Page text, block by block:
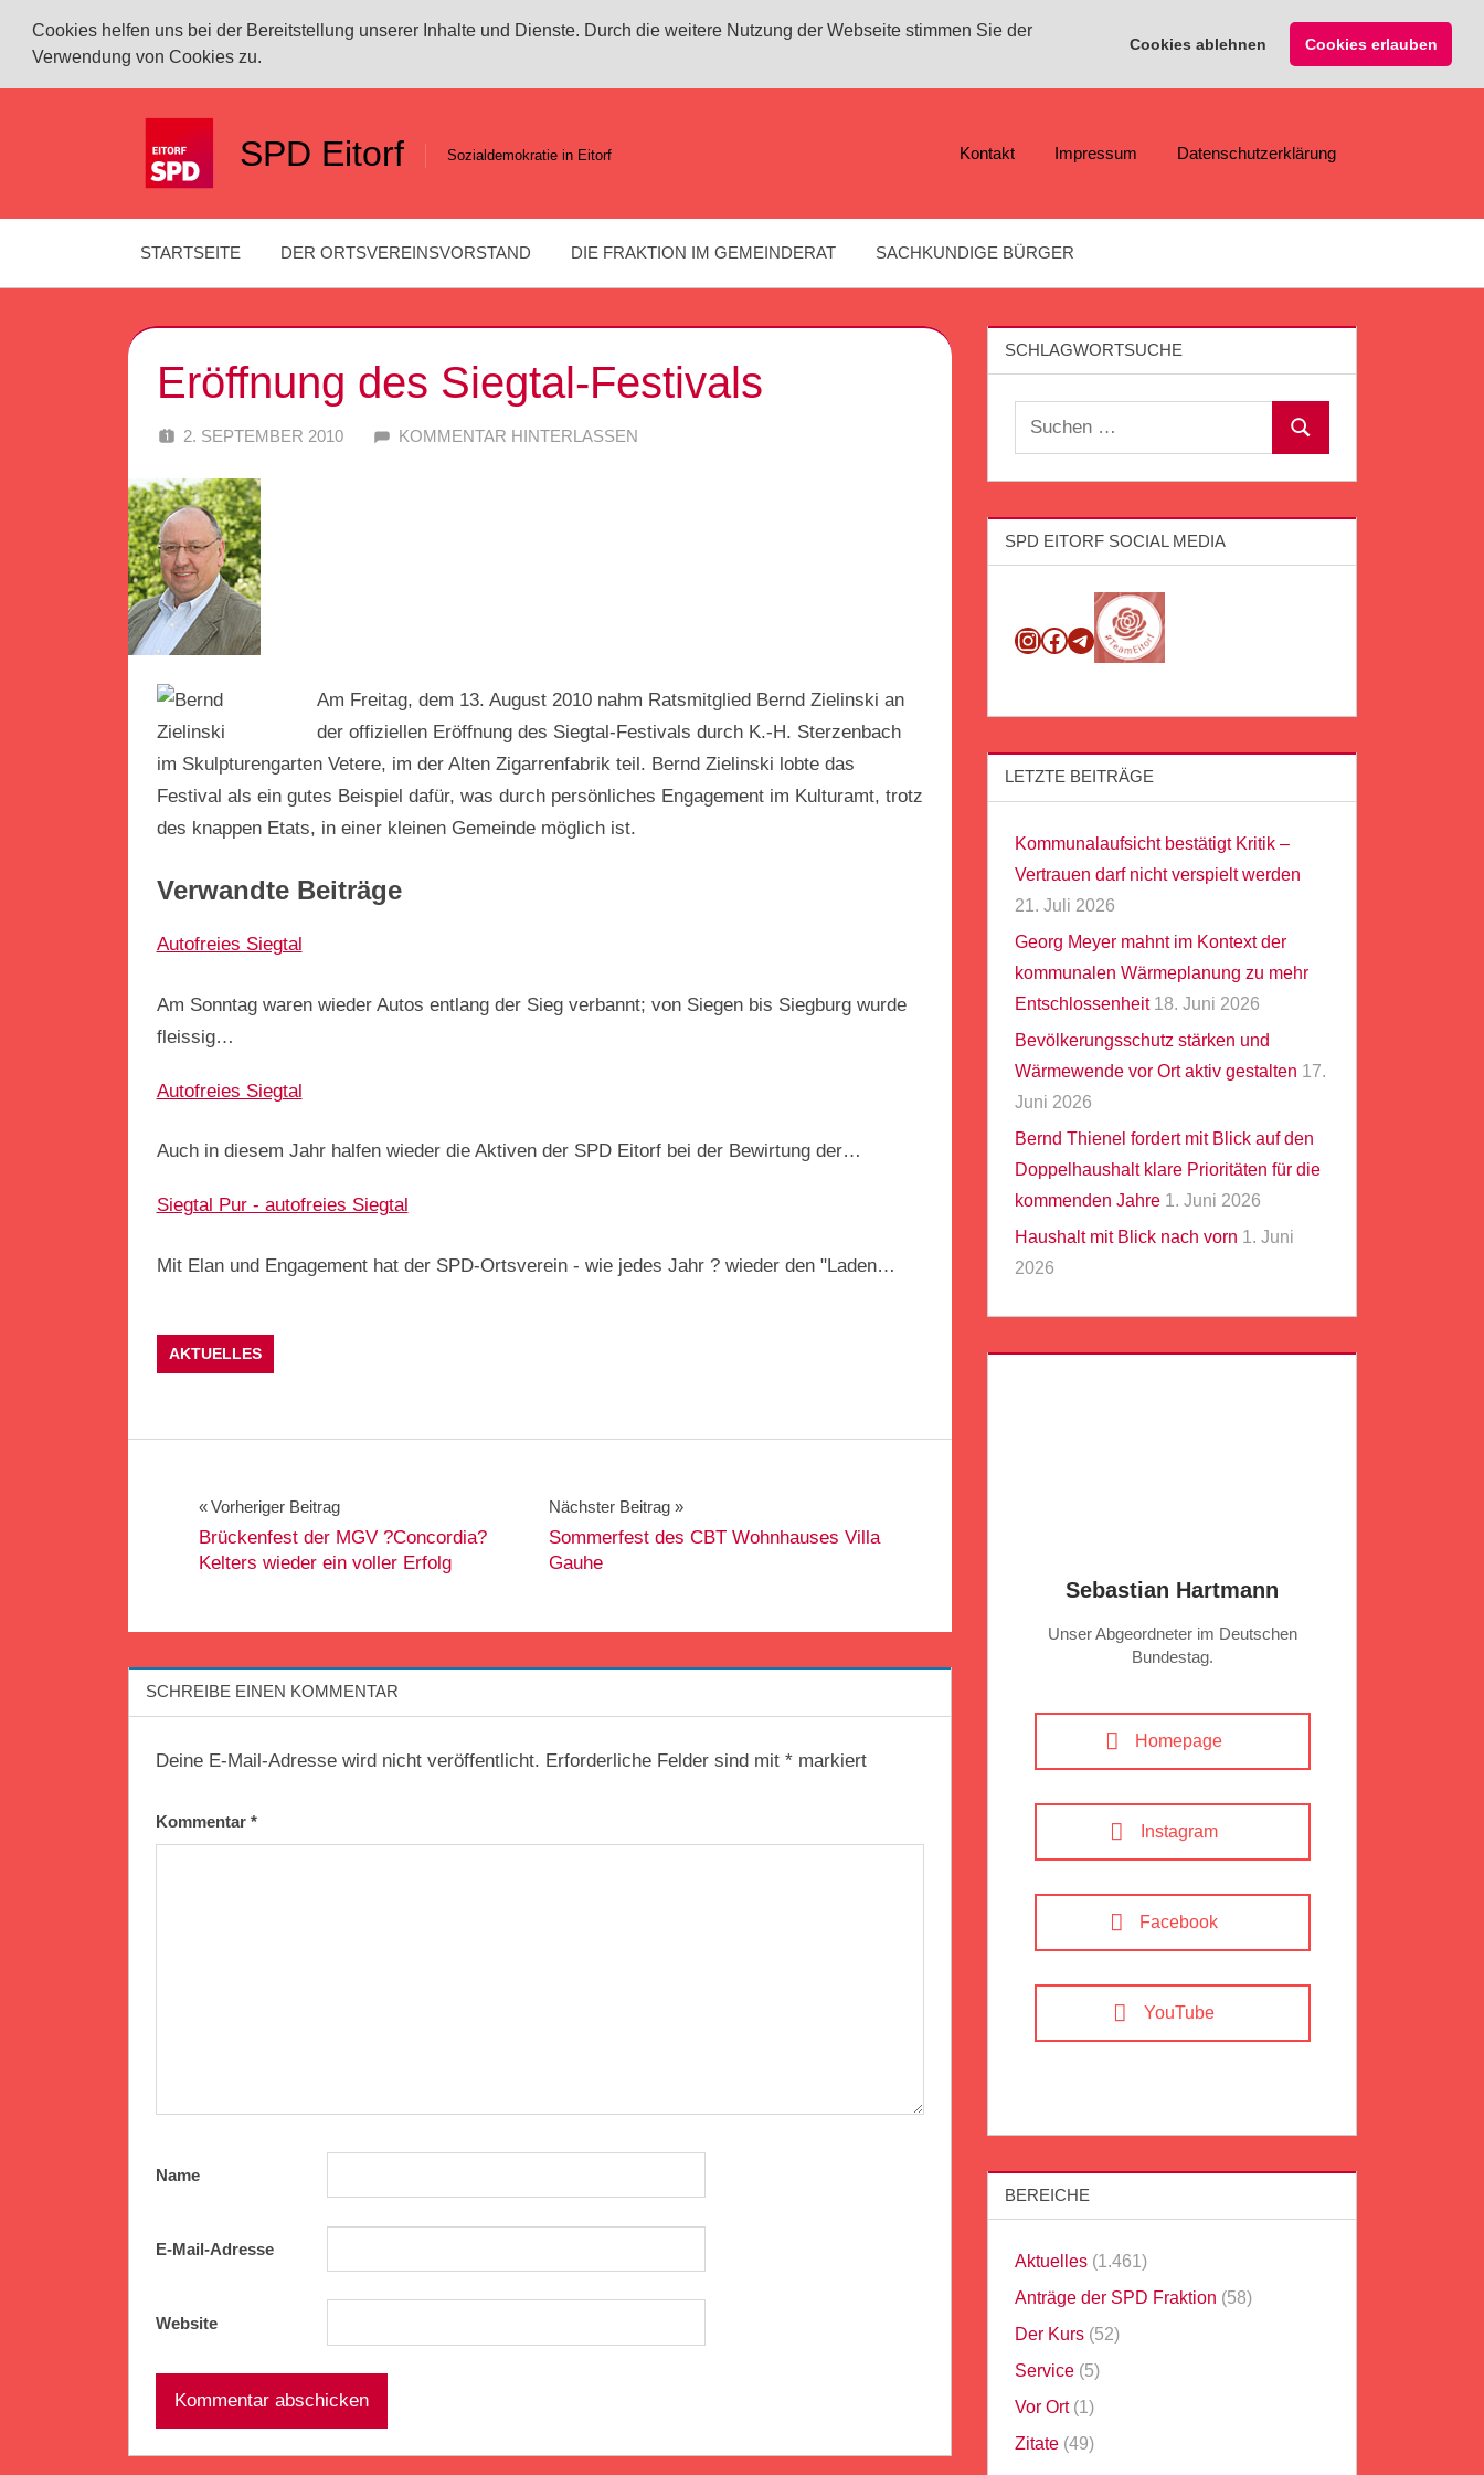
Cookies helfen uns bei der Bereitstellung unserer Inhalte und Dienste. Durch die weitere Nutzung der Webseite stimmen Sie der
Verwendung von Cookies zu.
Cookies ablehnen Cookies erlauben
SPD Eitorf Sozialdemokratie in Eitorf Kontakt Impressum Datenschutzerklärung
STARTSEITE DER ORTSVEREINSVORSTAND DIE FRAKTION IM GEMEINDERAT SACHKUNDIGE BÜRGER
Eröffnung des Siegtal-Festivals
2. SEPTEMBER 2010 SPD EITORF
KOMMENTAR HINTERLASSEN
Am Freitag, dem 13. August 2010 nahm Ratsmitglied Bernd Zielinski an
der offiziellen Eröffnung des Siegtal-Festivals durch K.-H. Sterzenbach
im Skulpturengarten Vetere, im der Alten Zigarrenfabrik teil. Bernd Zielinski lobte das
Festival als ein gutes Beispiel dafür, was durch persönliches Engagement im Kulturamt, trotz
des knappen Etats, in einer kleinen Gemeinde möglich ist.
Verwandte Beiträge
Autofreies Siegtal
Am Sonntag waren wieder Autos entlang der Sieg verbannt; von Siegen bis Siegburg wurde
fleissig…
Autofreies Siegtal
Auch in diesem Jahr halfen wieder die Aktiven der SPD Eitorf bei der Bewirtung der…
Siegtal Pur - autofreies Siegtal
Mit Elan und Engagement hat der SPD-Ortsverein - wie jedes Jahr ? wieder den "Laden…
AKTUELLES
Beitragsnavigation
Vorheriger Beitrag
Brückenfest der MGV ?Concordia?
Kelters wieder ein voller Erfolg
Nächster Beitrag
Sommerfest des CBT Wohnhauses Villa
Gauhe
SCHREIBE EINEN KOMMENTAR
Deine E-Mail-Adresse wird nicht veröffentlicht. Erforderliche Felder sind mit * markiert
Kommentar *
Name
E-Mail-Adresse
Website
SCHLAGWORTSUCHE
Suchen
SPD EITORF SOCIAL MEDIA
Instagram
Facebook
Telegram
LETZTE BEITRÄGE
Kommunalaufsicht bestätigt Kritik –
Vertrauen darf nicht verspielt werden
21. Juli 2026
Georg Meyer mahnt im Kontext der
kommunalen Wärmeplanung zu mehr
Entschlossenheit 18. Juni 2026
Bevölkerungsschutz stärken und
Wärmewende vor Ort aktiv gestalten 17.
Juni 2026
Bernd Thienel fordert mit Blick auf den
Doppelhaushalt klare Prioritäten für die
kommenden Jahre 1. Juni 2026
Haushalt mit Blick nach vorn 1. Juni
2026
Sebastian Hartmann
Unser Abgeordneter im Deutschen
Bundestag.
Homepage
Instagram
Facebook
YouTube
BEREICHE
Aktuelles (1.461)
Anträge der SPD Fraktion (58)
Der Kurs (52)
Service (5)
Vor Ort(1)
Zitate (49)